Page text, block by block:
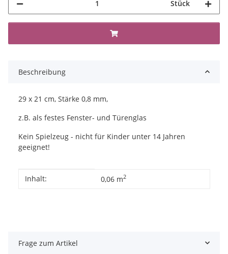
Stück
Beschreibung
29 x 21 cm, Stärke 0,8 mm,
z.B. als festes Fenster- und Türenglas
Kein Spielzeug - nicht für Kinder unter 14 Jahren
geeignet!
Produkteigenschaft
Wert
Inhalt: 0,06 m2
Frage zum Artikel